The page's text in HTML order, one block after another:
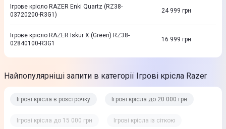
Ігрове крісло RAZER Enki Quartz (RZ38-
03720200-R3G1)
24 999 грн
Ігрове крісло RAZER Iskur X (Green) RZ38-
02840100-R3G1
16 999 грн
Найпопулярніші запити в категорії Ігрові крісла Razer
Ігрові крісла в розстрочку Ігрові крісла до 20 000 грн
Ігрові крісла до 15 000 грн Ігрові крісла із сіткою